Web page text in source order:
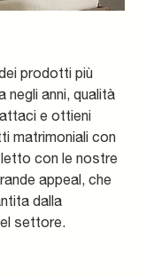
prodotti più
negli anni, qualità
e ottieni
matrimoniali con
con le nostre
appeal, che
dalla
settore.